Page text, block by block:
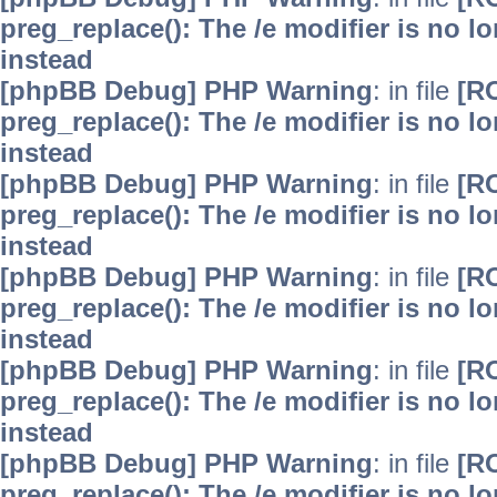
preg_replace(): The /e modifier is no
instead
[phpBB Debug] PHP Warning: in file
preg_replace(): The /e modifier is no
instead
[phpBB Debug] PHP Warning: in file
preg_replace(): The /e modifier is no
instead
[phpBB Debug] PHP Warning: in file
preg_replace(): The /e modifier is no
instead
[phpBB Debug] PHP Warning: in file
preg_replace(): The /e modifier is no
instead
[phpBB Debug] PHP Warning: in file